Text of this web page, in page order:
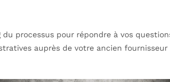
processus pour répondre à vos
auprès de votre ancien fournisseur